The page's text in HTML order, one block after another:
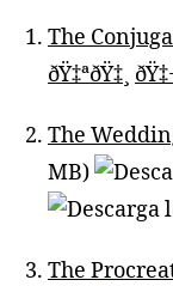
The
ðŸ‡ªðŸ‡¸
The
MB)
The